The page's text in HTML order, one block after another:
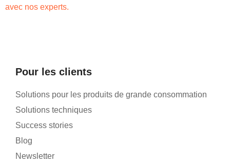
avec nos experts.
Pour les clients
Solutions pour les produits de grande consommation
Solutions techniques
Success stories
Blog
Newsletter